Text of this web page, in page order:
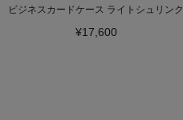
ビジネスカードケース ライトシュリンク
¥17,600